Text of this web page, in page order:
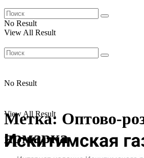
No Result
View All Result
No Result
View All Result
Метка: Оптово-
ярмарка